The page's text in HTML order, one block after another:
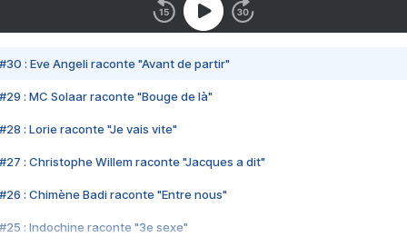
#30 : Eve Angeli raconte "Avant de partir"
#29 : MC Solaar raconte "Bouge de là"
#28 : Lorie raconte "Je vais vite"
#27 : Christophe Willem raconte "Jacques a dit"
#26 : Chimène Badi raconte "Entre nous"
#25 : Indochine raconte "3e sexe"